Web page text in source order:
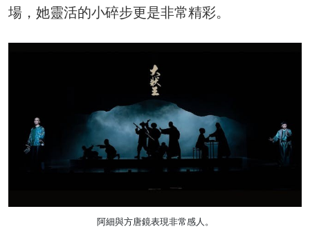
場，她靈活的小碎步更是非常精彩。
阿細與方唐鏡表現非常感人。